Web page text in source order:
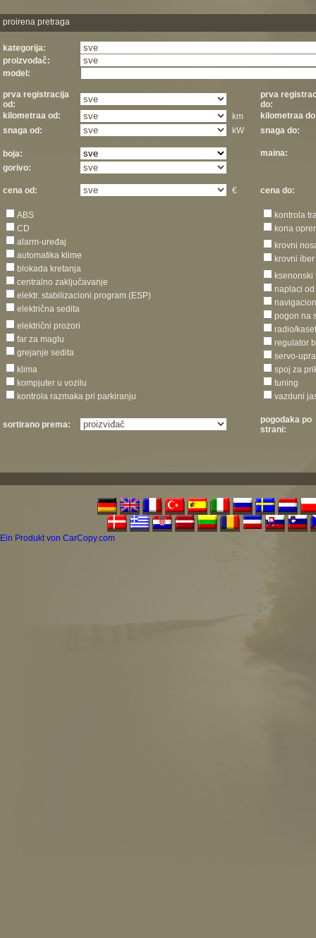
proirena pretraga
kategorija:
proizvođač:
model:
prva registracija
od:
prva
do:
kilometraa od:
km
kilometraa
snaga od:
kW snaga do:
boja:
maina:
gorivo:
cena od: € cena do:
ABS
CD
alarm-uređaj
automatika klime
blokada kretanja
centralno zaključavanje
elektr. stabilizacioni program (ESP)
električna sedita
električni prozori
far za maglu
grejanje sedita
klima
kompjuter u vozilu
kontrola razmaka pri parkiranju
kontrola
kona
krovni
krovni iber
ksenonski
naplaci
pogon na
radio/
regulator
servo-
spoj za
tuning
vazduni
sortirano prema:
pogodaka po
strani:
Ein Produkt von CarCopy.com